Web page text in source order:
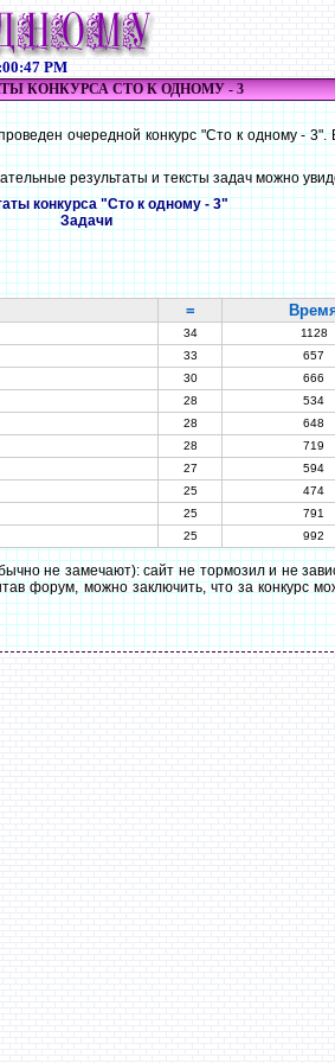
PM
КОНКУРСА СТО К ОДНОМУ - 3
очередной конкурс "Сто к одному - 3".
результаты и тексты задач можно
конкурса "Сто к одному - 3"
Задачи
=
34 1128
33 657
30 666
28 534
28 648
28 719
27 594
25 474
25 791
25 992
не замечают): сайт не тормозил и не
форум, можно заключить, что за конкурс